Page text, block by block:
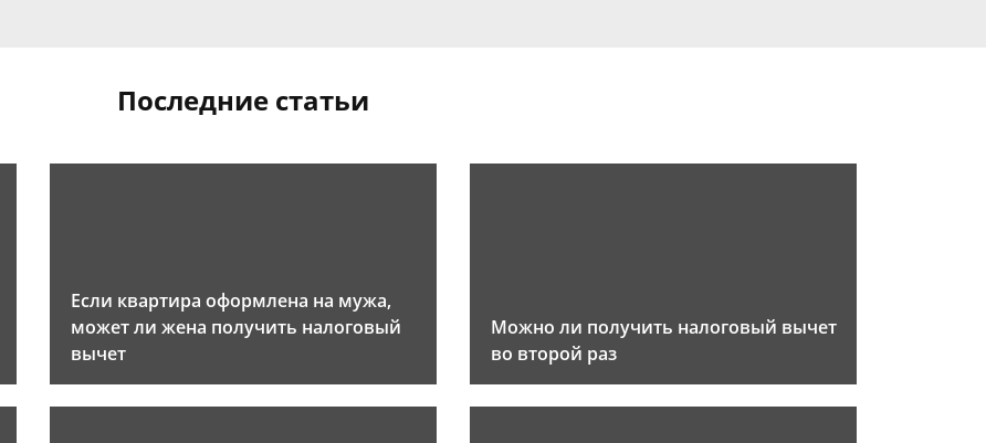
Последние статьи
Если квартира оформлена на мужа,
может ли жена получить налоговый
вычет
Можно ли получить налоговый вычет
во второй раз